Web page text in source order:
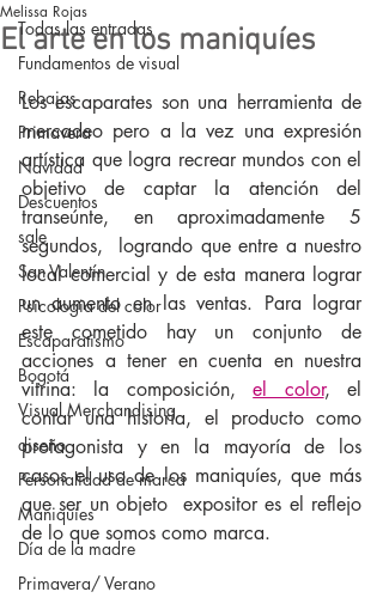
Todas las entradas
Fundamentos de visual
Rebajas
Primavera
Navidad
Descuentos
sale
San Valentín
Psicologia del color
Escaparatismo
Bogotá
Visual Merchandising
diseño
Personalidad de marca
Maniquíes
Día de la madre
Primavera/ Verano
El arte en los maniquíes
Melissa Rojas
Los escaparates son una herramienta de
mercadeo pero a la vez una expresión
artística que logra recrear mundos con el
objetivo de captar la atención del
transeúnte, en aproximadamente 5
segundos,  logrando que entre a nuestro
local comercial y de esta manera lograr
un aumento en las ventas. Para lograr
este cometido hay un conjunto de
acciones a tener en cuenta en nuestra
vitrina: la composición, el color, el
contar una historia, el producto como
protagonista y en la mayoría de los
casos el uso de los maniquíes, que más
que ser un objeto  expositor es el reflejo
de lo que somos como marca.